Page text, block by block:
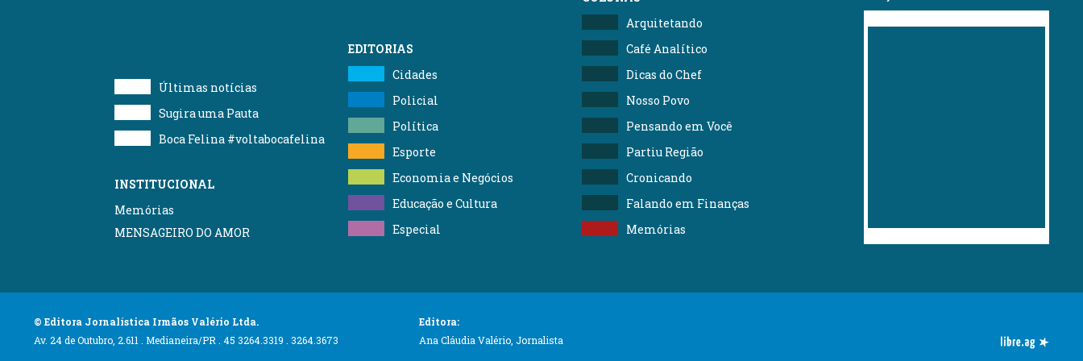
Últimas notícias
Sugira uma Pauta
Boca Felina #voltabocafelina
INSTITUCIONAL
Memórias
MENSAGEIRO DO AMOR
EDITORIAS
Cidades
Policial
Política
Esporte
Economia e Negócios
Educação e Cultura
Especial
Arquitetando
Café Analítico
Dicas do Chef
Nosso Povo
Pensando em Você
Partiu Região
Cronicando
Falando em Finanças
Memórias
© Editora Jornalística Irmãos Valério Ltda.
Av. 24 de Outubro, 2.611 . Medianeira/PR . 45 3264.3319 . 3264.3673
Editora:
Ana Cláudia Valério, Jornalista